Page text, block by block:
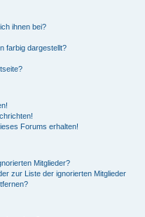
ihnen bei?
farbig dargestellt?
Forums erhalten!
Mitglieder?
zur Liste der ignorierten Mitglieder